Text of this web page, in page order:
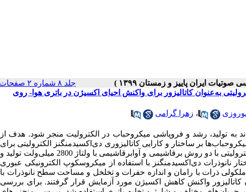
جلد ۸ شماره ۲ صفحات ۹۵-۸۹
به‌عنوان کاتالیزور برای واکنش احیای اکسیژن در باتری هوا- روی
نوروزی ، زهرا گرامی
به تولید، رشد و فروپاشی میکروحباب در الکترولیت منجر شود. هدف از
بر ساختار و کارایی کاتالیزوری دی‌اکسیدمنگنز الکترولیتی برای
واکنش اکسیژن است. در این پژوهش ابتدا نانوذرات دی اکسیدمنگنز الکترولیتی با دو روش برقاشیمی و آوابرقاشیمی با ولتاژ 2800 میلی‌ولت تولید و
نانوذرات دی‌اکسیدمنگنز با استفاده از میکروسکوپ الکترونیکی عبوری
ذرات با رامان و اندازه حفرات و تخلخل و مساحت سطح نانوذرات با
کاتالیزور واکنش کاهش اکسیژن مورد آزمایش قرار گرفتند. برای بررسی